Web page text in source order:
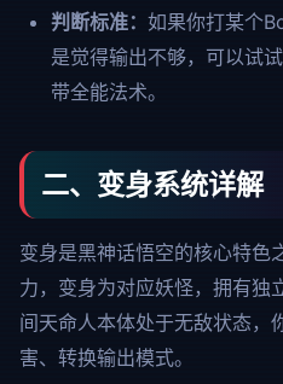
判断标准： 如果你打某个
是觉得输出不够，可以试
带全能法术。
二、变身系统详解
变身是黑神话悟空的核心特色
力，变身为对应妖怪，拥有独
间天命人本体处于无敌状态，
害、转换输出模式。